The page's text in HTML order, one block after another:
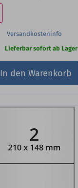
Versandkosteninfo
Lieferbar sofort ab Lager
In den Warenkorb